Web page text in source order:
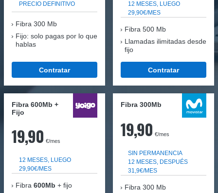
PRECIO DEFINITIVO
Fibra 300 Mb
Fijo: solo pagas por lo que
hablas
Contratar
12 MESES, LUEGO
29,90€/MES
Fibra 500 Mb
Llamadas ilimitadas desde
fijo
Contratar
Fibra 600Mb +
Fijo
19,90 €/mes
12 MESES, LUEGO
29,90€/MES
Fibra 600Mb + fijo
Fibra 300Mb
19,90 €/mes
SIN PERMANENCIA
12 MESES, DESPUÉS
31,9€/MES
Fibra 300 Mb